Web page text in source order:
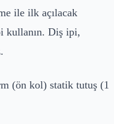
ile ilk açılacak
kullanın. Diş ipi,
(ön kol) statik tutuş (1